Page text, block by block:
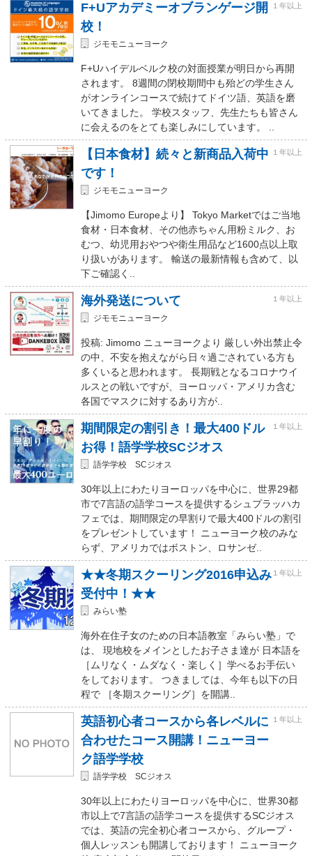
F+Uアカデミーオブランゲージ開
校！
１年以上
ジモモニューヨーク
F+Uハイデルベルク校の対面授業が明日から再開
されます。 8週間の閉校期間中も殆どの学生さん
がオンラインコースで続けてドイツ語、英語を磨
いてきました。 学校スタッフ、先生たちも皆さん
に会えるのをとても楽しみにしています。 ..
【日本食材】続々と新商品入荷中
です！
１年以上
ジモモニューヨーク
【Jimomo Europeより】 Tokyo Marketではご当地
食材・日本食材、その他赤ちゃん用粉ミルク、お
むつ、幼児用おやつや衛生用品など1600点以上取
り扱いがあります。 輸送の最新情報も含めて、以
下ご確認く..
海外発送について １年以上
ジモモニューヨーク
投稿: Jimomo ニューヨークより 厳しい外出禁止令
の中、不安を抱えながら日々過ごされている方も
多くいると思われます。 長期戦となるコロナウイ
ルスとの戦いですが、ヨーロッパ・アメリカ含む
各国でマスクに対するあり方が..
期間限定の割引き！最大400ドル
お得！語学学校SCジオス
１年以上
語学学校 SCジオス
30年以上にわたりヨーロッパを中心に、世界29都
市で7言語の語学コースを提供するシュプラッハカ
フェでは、期間限定の早割りで最大400ドルの割引
をプレゼントしています！ ニューヨーク校のみな
らず、アメリカではボストン、ロサンゼ..
★★冬期スクーリング2016申込み
受付中！★★
１年以上
みらい塾
海外在住子女のための日本語教室「みらい塾」で
は、 現地校をメインとしたお子さま達が 日本語を
［ムリなく・ムダなく・楽しく］学べるお手伝い
をしております。 つきましては、今年も以下の日
程で ［冬期スクーリング］を開講..
英語初心者コースから各レベルに
合わせたコース開講！ニューヨー
ク語学学校
１年以上
語学学校 SCジオス
30年以上にわたりヨーロッパを中心に、世界30都
市以上で7言語の語学コースを提供するSCジオス
では、英語の完全初心者コースから、グループ・
個人レッスンも開講しております！ ニューヨーク